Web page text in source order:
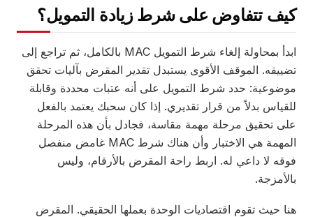
كيف تتفاوض على شرط زيادة التمويل؟
ابدأ بمحاولة إلغاء شرط التمويل MAC بالكامل، ثم تراجع إلى
تضييقه. الموقف الأقوى يستبدل تقدير المقرض بآليات تحقق
موضوعية: حدد شرط التمويل على أنه عتبات محددة وقابلة
للقياس بدلاً من قرار تقديري. إذا كان سحبك يعتمد بالفعل
على تحقيق مرحلة مهمة مقاسة، فجادل بأن هذه المرحلة
المهمة هي الاختبار وأن هناك شرط MAC غامض منفصل
فوقه لا داعي له. اربط راحة المقرض بالأرقام، وليس
بالأمزجة.
هنا حيث تقوم اقتصاديات الوحدة بعملها الحقيقي. المقرض